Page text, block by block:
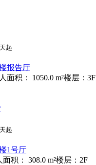
起
面积： 1050.0 m²楼层：3F
起
面积： 308.0 m²楼层：2F